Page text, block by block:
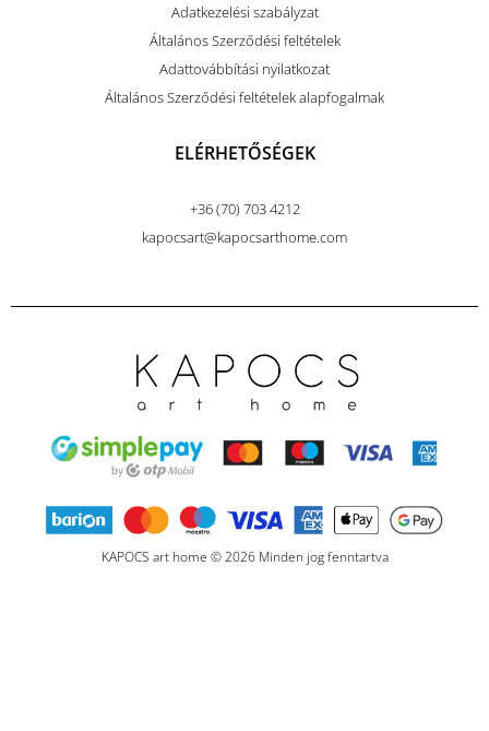
Adatkezelési szabályzat
Általános Szerződési feltételek
Adattovábbítási nyilatkozat
Általános Szerződési feltételek alapfogalmak
ELÉRHETŐSÉGEK
+36 (70) 703 4212
kapocsart@kapocsarthome.com
KAPOCS art home © 2026 Minden jog fenntartva